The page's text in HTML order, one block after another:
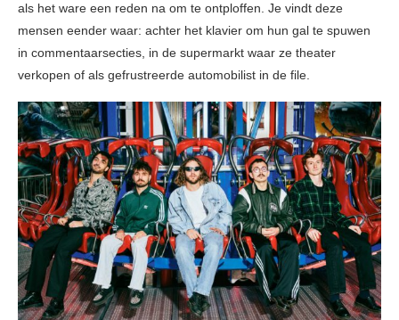
als het ware een reden na om te ontploffen. Je vindt deze
mensen eender waar: achter het klavier om hun gal te spuwen
in commentaarsecties, in de supermarkt waar ze theater
verkopen of als gefrustreerde automobilist in de file.